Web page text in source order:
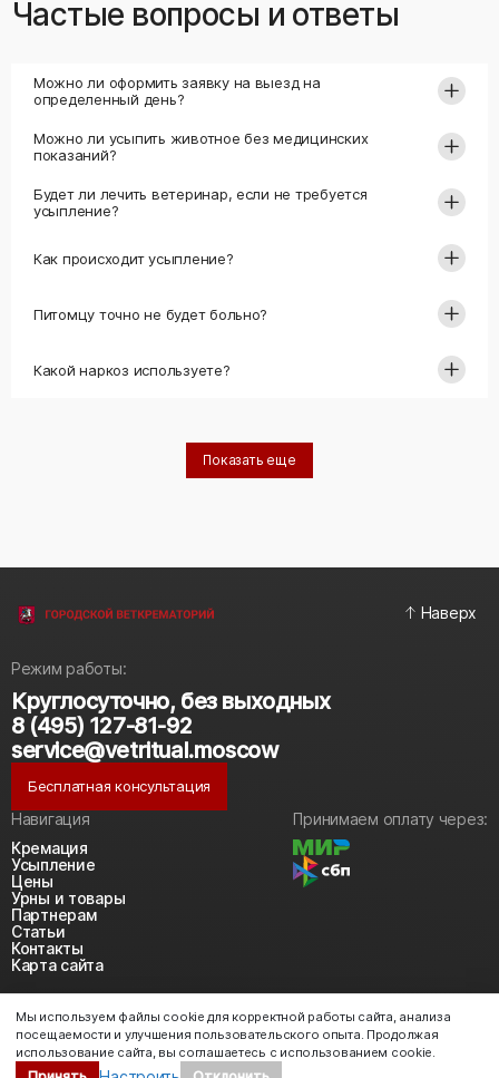
Частые вопросы и ответы
Можно ли оформить заявку на выезд на
определенный день?
Можно ли усыпить животное без медицинских
показаний?
Будет ли лечить ветеринар, если не требуется
усыпление?
Как происходит усыпление?
Питомцу точно не будет больно?
Какой наркоз используете?
Показать еще
Наверх
Режим работы:
Круглосуточно, без выходных
8 (495) 127-81-92
service@vetritual.moscow
Бесплатная консультация
Навигация
Кремация
Усыпление
Цены
Урны и товары
Партнерам
Статьи
Контакты
Карта сайта
Принимаем оплату через:
Политика конфиденциальности
Политика использования cookie
Согласие на обработку персональных данных
2018-2026 © https://vetritual.moscow
Мы используем файлы cookie для корректной работы сайта, анализа
посещаемости и улучшения пользовательского опыта. Продолжая
использование сайта, вы соглашаетесь с использованием cookie.